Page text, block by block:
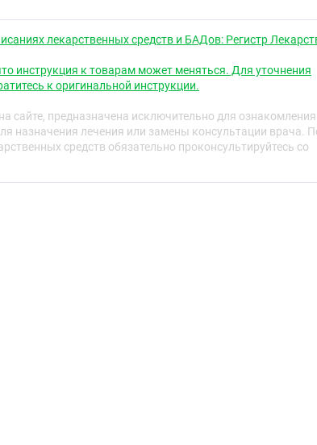
с рецепторами ЛПНП.
холестерина и липопротеинов в плазме крови
синтеза холестерина в печени и увеличения
ЛПНП на поверхности клеток, что приводит к
вызывает выраженное и стойкое повышение
с гомозиготной семейной
обычно не поддаётся терапии
лекарственных средств и БАДов: Регистр
инструкция к товарам может меняться. Для уточнения
к оригинальной инструкции.
сайте, предназначена исключительно для ознакомления
назначения лечения или замены консультации врача.
средств обязательно проконсультируйтесь со